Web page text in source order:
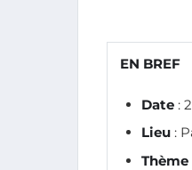
EN BREF
Date :
Lieu :
Thème